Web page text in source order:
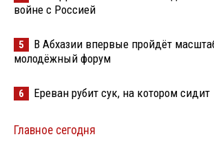
войне с Россией
5
В Абхазии впервые пройдёт
молодёжный форум
6 Ереван рубит сук, на котором сидит
Главное сегодня